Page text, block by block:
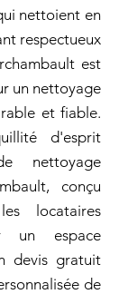
nettoient en
respectueux
est
un nettoyage
et fiable.
d'esprit
nettoyage
conçu
locataires
un espace
devis gratuit
de